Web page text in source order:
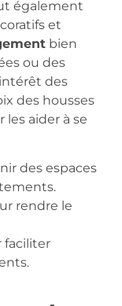
également
et
bien
ou des
des
des housses
aider à se
des espaces
rendre le
faciliter